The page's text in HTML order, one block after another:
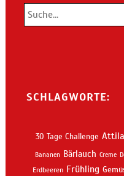
SCHLAGWORTE:
30 Tage Challenge
Bananen Bärlauch Creme
Erdbeeren Frühling